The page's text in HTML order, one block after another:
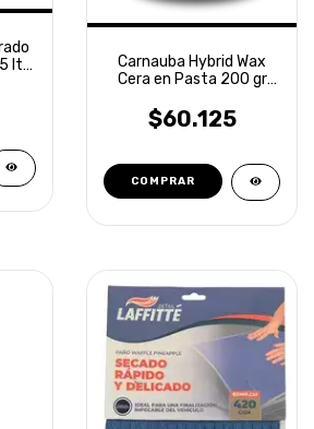
lts
Carnauba Hybrid Wax
Cera en Pasta 200 gr
$60.125